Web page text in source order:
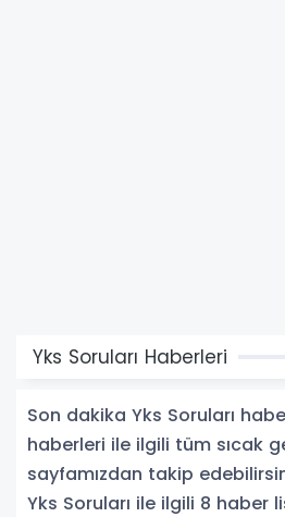
Yks Soruları Haberleri
Son dakika Yks Soruları
haberleri ile ilgili tüm sıcak
sayfamızdan takip
Yks Soruları ile ilgili 8 haber